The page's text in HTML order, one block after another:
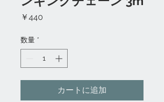
￥440
数量 *
カートに追加